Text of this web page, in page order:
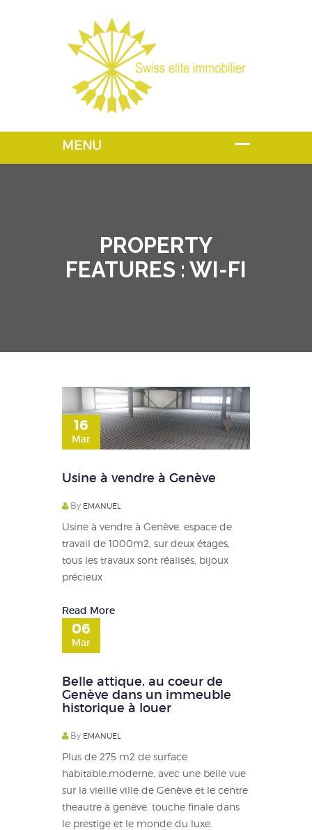
PROPERTY
FEATURES : WI-FI
16
Mar
Usine à vendre à Genève
By EMANUEL
Usine à vendre à Genève, espace de
travail de 1000m2, sur deux étages,
tous les travaux sont réalisés, bijoux
précieux
Read More
06
Mar
Belle attique, au coeur de
Genève dans un immeuble
historique à louer
By EMANUEL
Plus de 275 m2 de surface
habitable.moderne, avec une belle vue
sur la vieille ville de Genève et le centre
theautre à genève. touche finale dans
le prestige et le monde du luxe.